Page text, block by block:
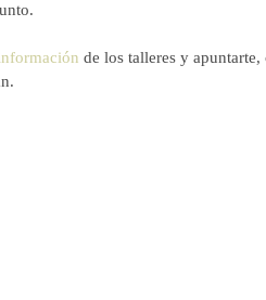
de los talleres y